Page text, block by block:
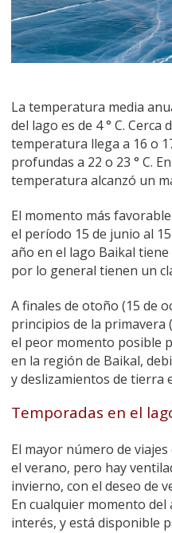
La temperatura media
del lago es de 4 ° C. Cerca
temperatura llega a 16 o
profundas a 22 o 23 ° C.
temperatura alcanzó un
El momento más
el período 15 de junio al
año en el lago Baikal tiene
por lo general tienen un
A finales de otoño (15 de
principios de la primavera
el peor momento posible
en la región de Baikal,
y deslizamientos de tierra
Temporadas en el
El mayor número de
el verano, pero hay
invierno, con el deseo de
En cualquier momento
interés, y está disponible